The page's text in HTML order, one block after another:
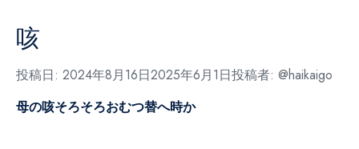
咳
投稿日: 2024年8月16日2025年6月1日投稿者: @haikaigo
母の咳そろそろおむつ替へ時か